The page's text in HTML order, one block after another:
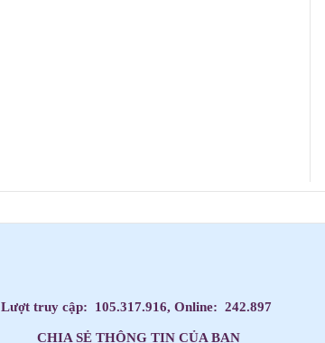
Lượt truy cập: 105.317.916, Online: 242.897
CHIA SẺ THÔNG TIN CỦA BẠN